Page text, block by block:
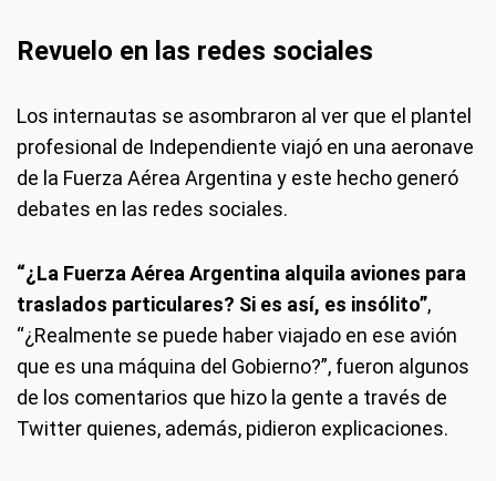
Revuelo en las redes sociales
Los internautas se asombraron al ver que el plantel
profesional de Independiente viajó en una aeronave
de la Fuerza Aérea Argentina y este hecho generó
debates en las redes sociales.
“¿La Fuerza Aérea Argentina alquila aviones para
traslados particulares? Si es así, es insólito”,
“¿Realmente se puede haber viajado en ese avión
que es una máquina del Gobierno?”, fueron algunos
de los comentarios que hizo la gente a través de
Twitter quienes, además, pidieron explicaciones.